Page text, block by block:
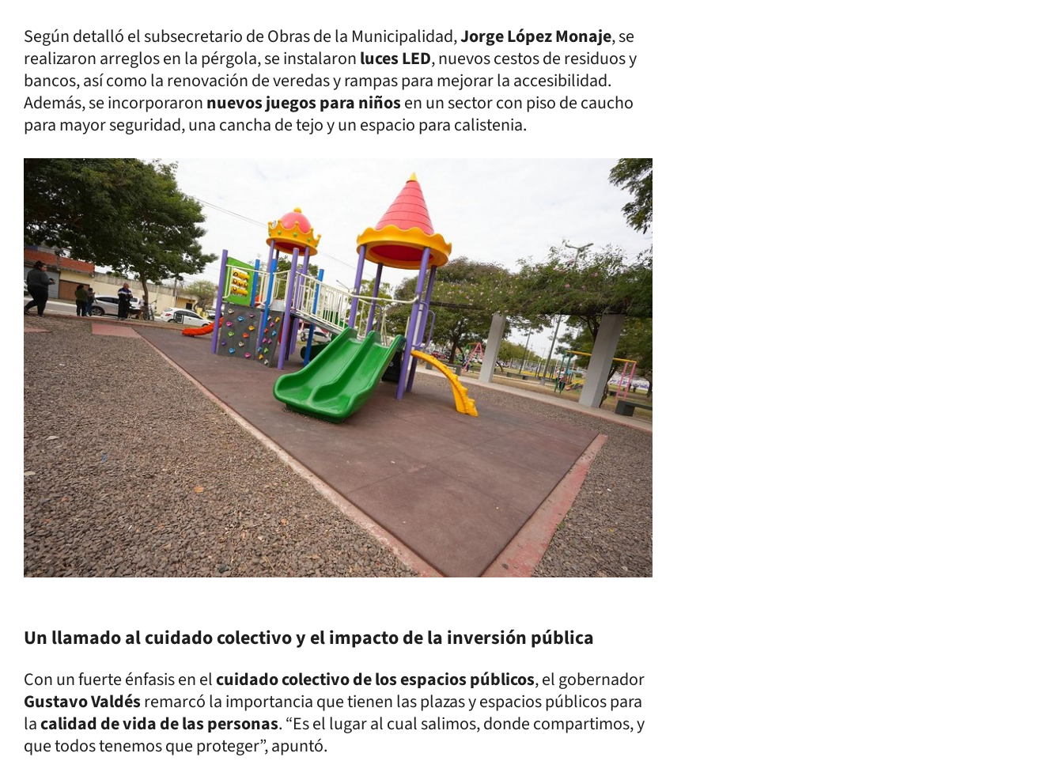
Según detalló el subsecretario de Obras de la Municipalidad,Jorge López Monaje, se
realizaron arreglos en la pérgola, se instalaronluces LED, nuevos cestos de residuos y
bancos, así como la renovación de veredas y rampas para mejorar la accesibilidad.
Además, se incorporaronnuevos juegos para niñosen un sector con piso de caucho
para mayor seguridad, una cancha de tejo y un espacio para calistenia.
Un llamado al cuidado colectivo y el impacto de la inversión pública
Con un fuerte énfasis en elcuidado colectivo de los espacios públicos, el gobernador
Gustavo Valdésremarcó la importancia que tienen las plazas y espacios públicos para
lacalidad de vida de las personas. “Es el lugar al cual salimos, donde compartimos, y
que todos tenemos que proteger”, apuntó.